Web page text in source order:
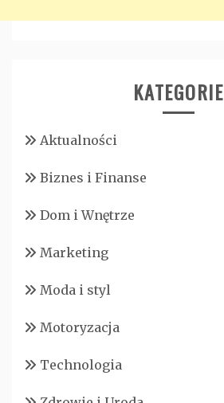
KATEGORIE
Aktualności
Biznes i Finanse
Dom i Wnętrze
Marketing
Moda i styl
Motoryzacja
Technologia